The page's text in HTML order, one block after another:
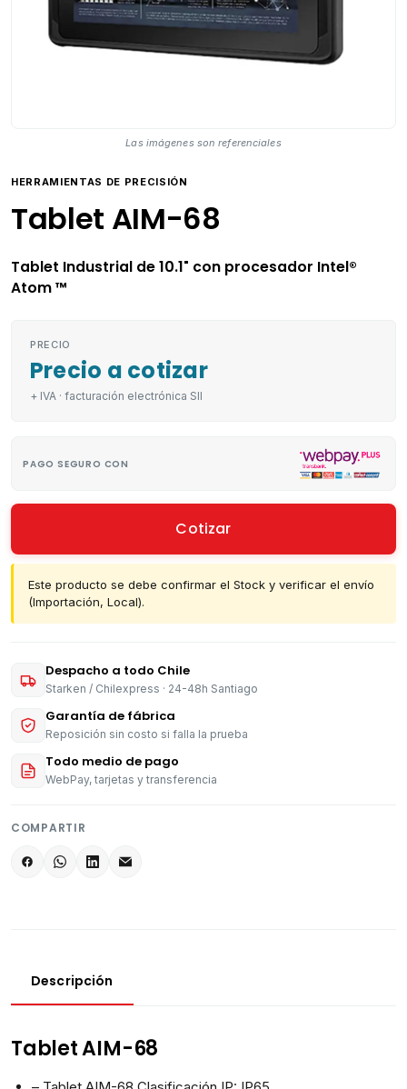
Las imágenes son referenciales
HERRAMIENTAS DE PRECISIÓN
Tablet AIM-68
Tablet Industrial de10.1" con procesador Intel®
Atom ™
PRECIO
Precio a cotizar
+ IVA · facturación electrónica SII
PAGO SEGURO CON
Cotizar
Este producto se debe confirmar el Stock y verificar el envío
(Importación, Local).
Despacho a todo Chile
Starken / Chilexpress · 24-48h Santiago
Garantía de fábrica
Reposición sin costo si falla la prueba
Todo medio de pago
WebPay, tarjetas y transferencia
COMPARTIR
Descripción
Tablet AIM-68